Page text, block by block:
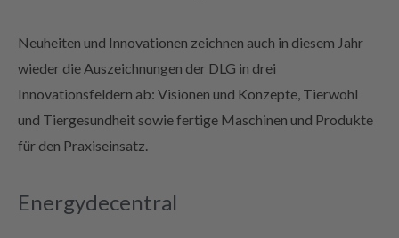
Neuheiten und Innovationen zeichnen auch in diesem Jahr
wieder die Auszeichnungen der DLG in drei
Innovationsfeldern ab: Visionen und Konzepte, Tierwohl
und Tiergesundheit sowie fertige Maschinen und Produkte
für den Praxiseinsatz.
Energydecentral